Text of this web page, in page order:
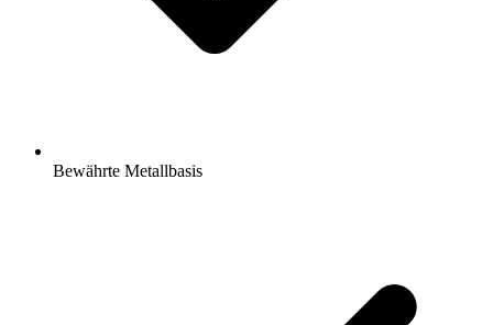
Bewährte Metallbasis